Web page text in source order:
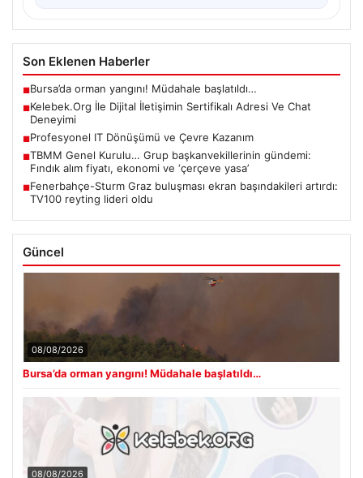
Son Eklenen Haberler
■Bursa’da orman yangını! Müdahale başlatıldı…
■Kelebek.Org İle Dijital İletişimin Sertifikalı Adresi Ve Chat
Deneyimi
■Profesyonel IT Dönüşümü ve Çevre Kazanım
■TBMM Genel Kurulu… Grup başkanvekillerinin gündemi:
Fındık alım fiyatı, ekonomi ve ‘çerçeve yasa’
■Fenerbahçe-Sturm Graz buluşması ekran başındakileri artırdı:
TV100 reyting lideri oldu
Güncel
08/08/2026
Bursa’da orman yangını! Müdahale başlatıldı…
08/08/2026